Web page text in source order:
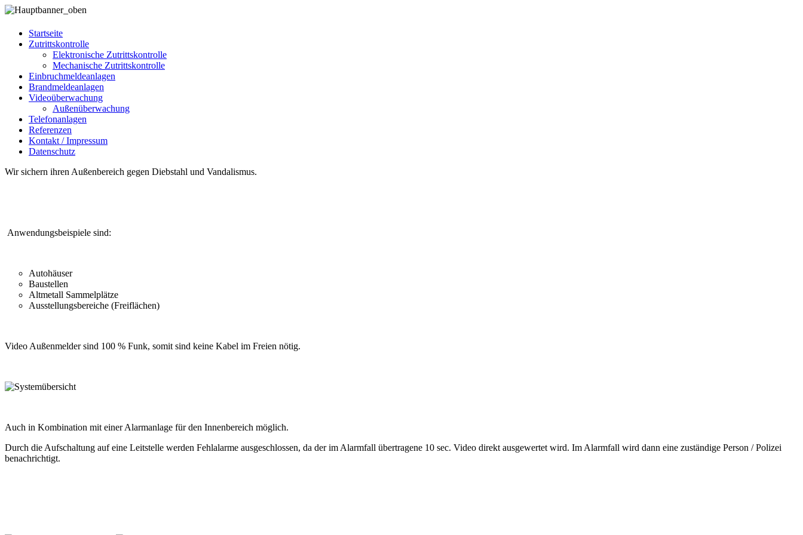
Startseite
Zutrittskontrolle
Elektronische Zutrittskontrolle
Mechanische Zutrittskontrolle
Einbruchmeldeanlagen
Brandmeldeanlagen
Videoüberwachung
Außenüberwachung
Telefonanlagen
Referenzen
Kontakt / Impressum
Datenschutz
Wir sichern ihren Außenbereich gegen Diebstahl und Vandalismus.
Anwendungsbeispiele sind:
Autohäuser
Baustellen
Altmetall Sammelplätze
Ausstellungsbereiche (Freiflächen)
Video Außenmelder sind 100 % Funk, somit sind keine Kabel im Freien nötig.
Auch in Kombination mit einer Alarmanlage für den Innenbereich möglich.
Durch die Aufschaltung auf eine Leitstelle werden Fehlalarme ausgeschlossen, da der im Alarmfall übertragene 10 sec. Video direkt ausgewertet wird. Im Alarmfall wird dann eine zuständige Person / Polizei
benachrichtigt.